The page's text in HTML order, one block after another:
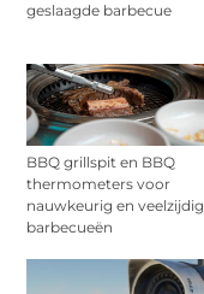
geslaagde barbecue
BBQ grillspit en BBQ
thermometers voor
nauwkeurig en veelzijdig
barbecueën